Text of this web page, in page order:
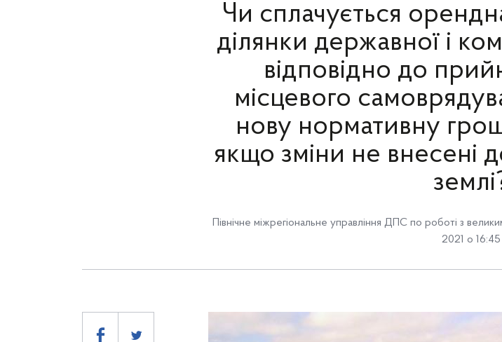
Чи сплачується
ділянки державної і
відповідно до
місцевого
нову нормативну
якщо зміни не внесені
Північне міжрегіональне управління ДПС по роботі з
2021 о 16:45